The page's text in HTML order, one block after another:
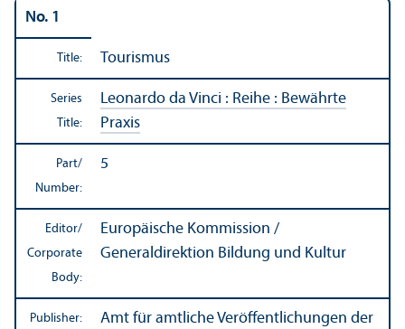
No. 1
Title: Tourismus
Series
Title:
Leonardo da Vinci : Reihe : Bewährte
Praxis
Part/
Number:
5
Editor/
Corporate
Body:
Europäische Kommission /
Generaldirektion Bildung und Kultur
Publisher:
Amt für amtliche Veröffentlichungen der